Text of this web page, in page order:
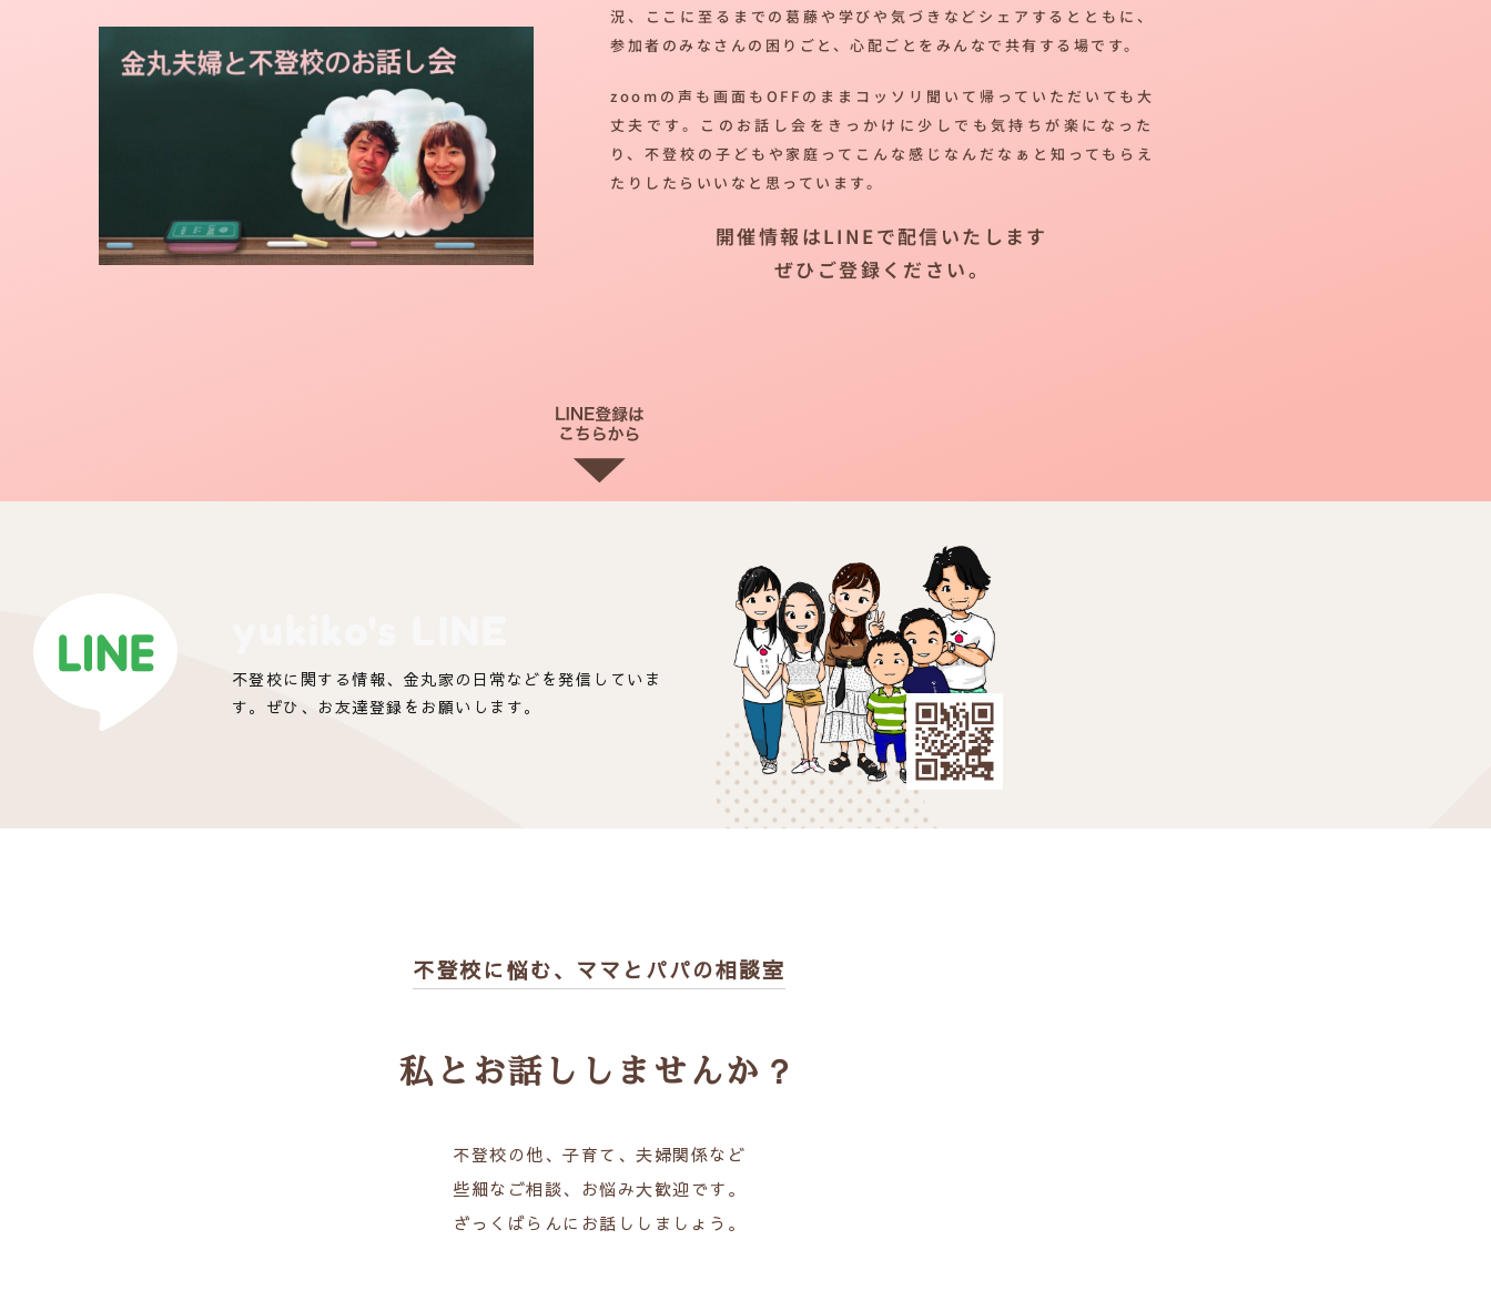
況、ここに至るまでの葛藤や学びや気づきなどシェアするとともに、
参加者のみなさんの困りごと、心配ごとをみんなで共有する場です。
zoomの声も画面もOFFのままコッソリ聞いて帰っていただいても大
丈夫です。このお話し会をきっかけに少しでも気持ちが楽になった
り、不登校の子どもや家庭ってこんな感じなんだなぁと知ってもらえ
たりしたらいいなと思っています。
開催情報はLINEで配信いたします
ぜひご登録ください。
不登校に関する情報、金丸家の日常などを発信していま
す。ぜひ、お友達登録をお願いします。
不登校に悩む、 ママとパパの相談室
私とお話ししませんか？
不登校の他、子育て、夫婦関係など
些細なご相談、お悩み大歓迎です。
ざっくばらんにお話ししましょう。